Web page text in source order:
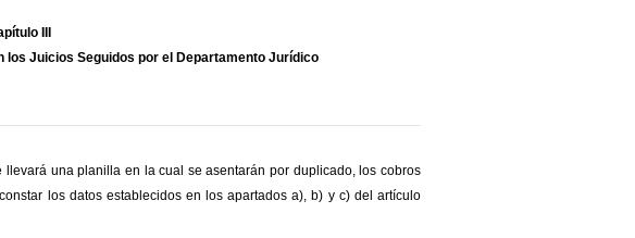
III
los Juicios Seguidos por el Departamento Jurídico
llevará una planilla en la cual se asentarán por duplicado, los cobros
los datos establecidos en los apartados a), b) y c) del artículo